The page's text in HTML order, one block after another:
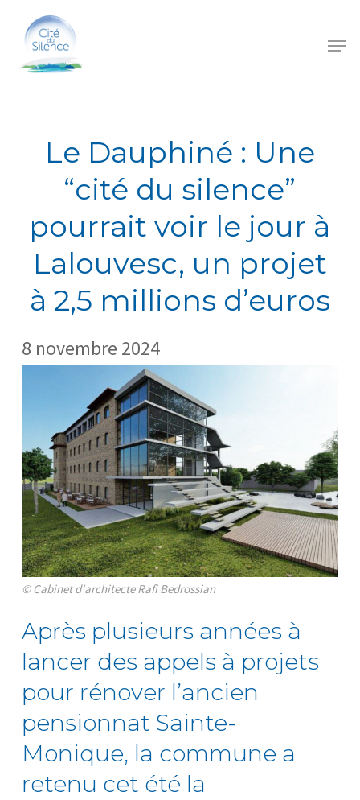
content
Menu
Le Dauphiné : Une
“cité du silence”
pourrait voir le jour à
Lalouvesc, un projet
à 2,5 millions d’euros
8 novembre 2024
© Cabinet d'architecte Rafi Bedrossian
Après plusieurs années à
lancer des appels à projets
pour rénover l’ancien
pensionnat Sainte-
Monique, la commune a
retenu cet été la